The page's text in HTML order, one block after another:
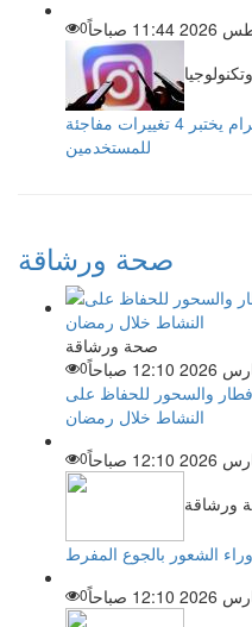
0
وداعًا للسكرين شوت؟ إنستغرام يختبر 4 تغييرات مفاجئة
للمستخدمين
صحة ورشاقة
صحة ورشاقة
0
والسحور للحفاظ على
النشاط خلال رمضان
0
ورشاقة
الشعور بالجوع المفرط
0